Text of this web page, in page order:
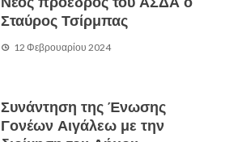
Σταύρος Τσίρμπας
12 Φεβρουαρίου 2024
Συνάντηση της Ένωσης
Γονέων Αιγάλεω με την